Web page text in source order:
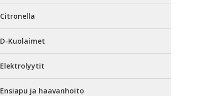
Citronella
D-Kuolaimet
Elektrolyytit
Ensiapu ja haavanhoito